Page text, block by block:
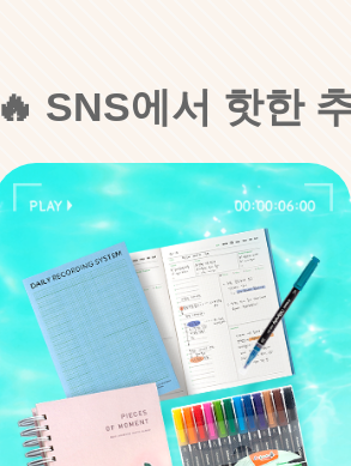
🔥 SNS에서 핫한